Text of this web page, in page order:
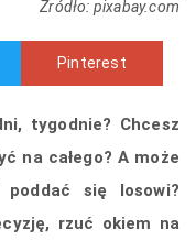
Źródło: pixabay.com
Pinterest
tygodnie? Chcesz
na całego? A może
poddać się losowi?
rzuć okiem na